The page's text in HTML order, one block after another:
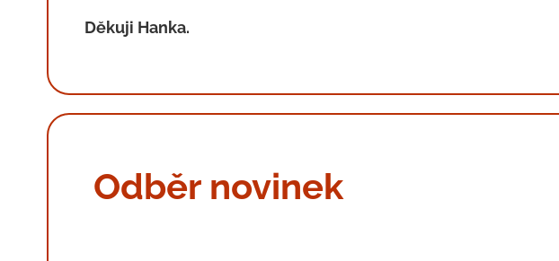
Děkuji Hanka.
Odběr novinek